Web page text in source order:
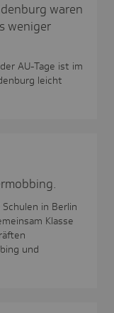
waren
weniger
AU-Tage ist im
leicht
in Berlin
Klasse
und